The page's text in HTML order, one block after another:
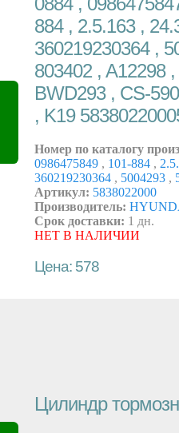
884 , 2.5.163 ,
360219230364 ,
803402 , A12298
BWD293 , CS-
, K19
Номер по каталогу
0986475849 , 101-884 ,
360219230364 , 5004293 ,
Артикул: 5838022000
Производитель:
Срок доставки: 1 дн.
НЕТ В НАЛИЧИИ
Цена: 578
Цилиндр